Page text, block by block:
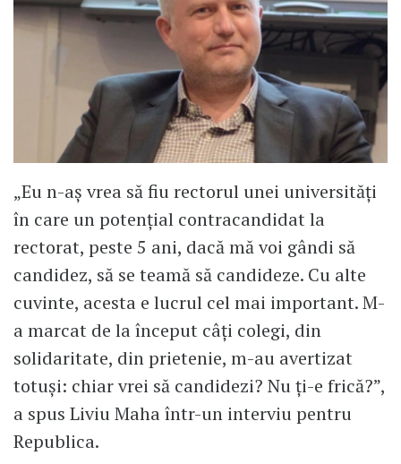
„Eu n-aș vrea să fiu rectorul unei universități
în care un potențial contracandidat la
rectorat, peste 5 ani, dacă mă voi gândi să
candidez, să se teamă să candideze. Cu alte
cuvinte, acesta e lucrul cel mai important. M-
a marcat de la început câți colegi, din
solidaritate, din prietenie, m-au avertizat
totuși: chiar vrei să candidezi? Nu ți-e frică?”,
a spus Liviu Maha într-un interviu pentru
Republica.